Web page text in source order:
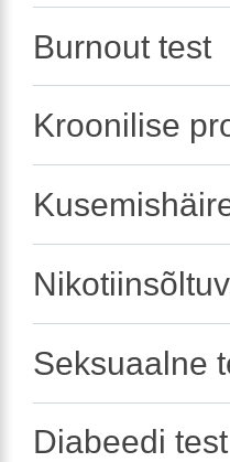
Burnout test
Kroonilise
Seksuaalne
Diabeedi test